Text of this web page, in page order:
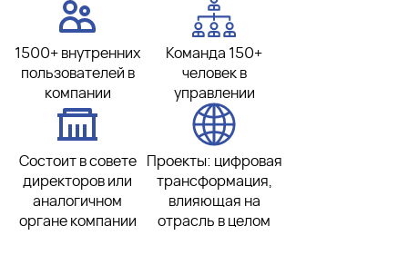
1500+ внутренних
пользователей в
компании
Команда 150+
человек в
управлении
Состоит в совете
директоров или
аналогичном
органе компании
Проекты: цифровая
трансформация,
влияющая на
отрасль в целом